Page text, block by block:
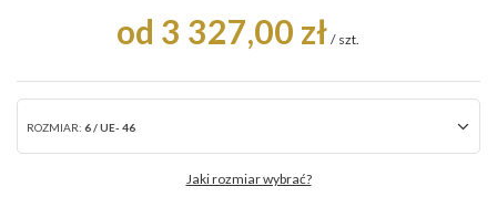
od 3 327,00 zł / szt.
ROZMIAR: 6 / UE- 46
Jaki rozmiar wybrać?